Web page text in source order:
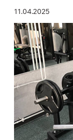
11.04.2025